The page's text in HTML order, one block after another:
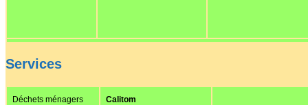
Services
Déchets ménagers Calitom